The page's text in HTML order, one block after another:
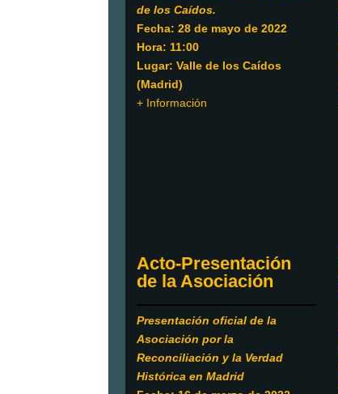
de los Caídos.
Fecha: 28 de mayo de 2022
Hora: 11:00
Lugar: Valle de los Caídos
(Madrid)
+ Información
Acto-Presentación
de la Asociación
Presentación oficial de la
Asociación por la
Reconciliación y la Verdad
Histórica en Madrid